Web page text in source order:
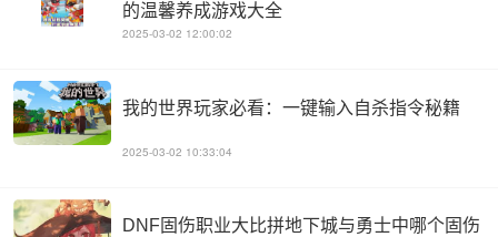
的温馨养成游戏大全
2025-03-02 12:00:02
我的世界玩家必看：一键输入自杀指令秘籍
2025-03-02 10:33:04
DNF固伤职业大比拼地下城与勇士中哪个固伤